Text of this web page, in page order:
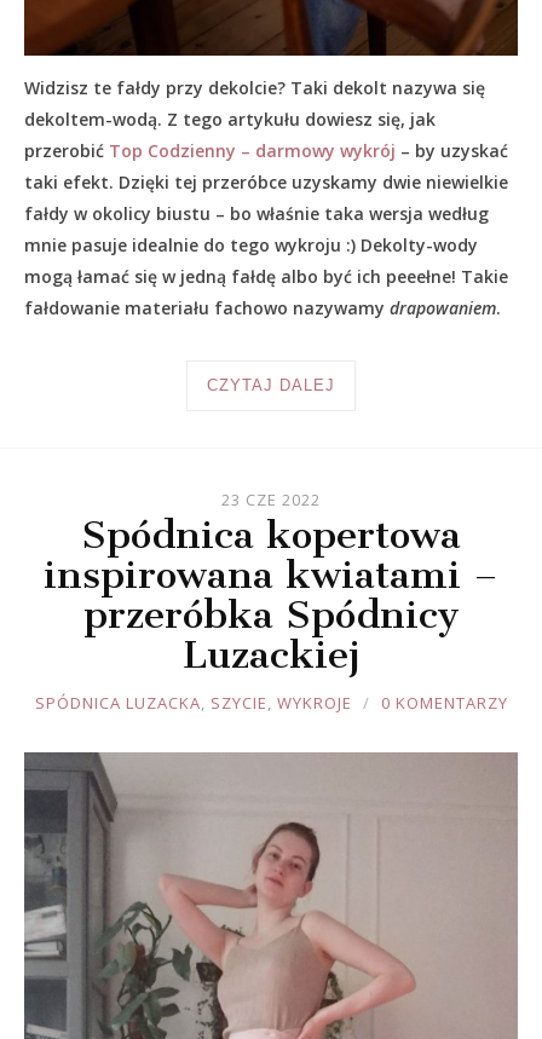
Widzisz te fałdy przy dekolcie? Taki dekolt nazywa się
dekoltem-wodą. Z tego artykułu dowiesz się, jak
przerobić Top Codzienny – darmowy wykrój – by uzyskać
taki efekt. Dzięki tej przeróbce uzyskamy dwie niewielkie
fałdy w okolicy biustu – bo właśnie taka wersja według
mnie pasuje idealnie do tego wykroju :) Dekolty-wody
mogą łamać się w jedną fałdę albo być ich peeełne! Takie
fałdowanie materiału fachowo nazywamy drapowaniem.
CZYTAJ DALEJ
23 CZE 2022
Spódnica kopertowa
inspirowana kwiatami –
przeróbka Spódnicy
Luzackiej
JOULE
SPÓDNICA LUZACKA, SZYCIE, WYKROJE 0 KOMENTARZY